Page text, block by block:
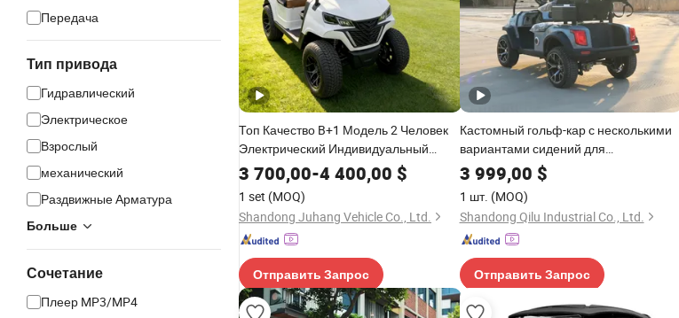
Передача
Тип привода
Гидравлический
Электрическое
Взрослый
механический
Раздвижные Арматура
Больше
Сочетание
Плеер MP3/MP4
Топ Качество B+1 Модель 2 Человек
Электрический Индивидуальный
Поднятый Гольф-карт Гольф
Автомобиль
3 700,00-4 400,00 $
1 set (MOQ)
Shandong Juhang Vehicle Co., Ltd.
Отправить Запрос
Кастомный гольф-кар с несколькими
вариантами сидений для
транспортировки в отеле
3 999,00 $
1 шт. (MOQ)
Shandong Qilu Industrial Co., Ltd.
Отправить Запрос